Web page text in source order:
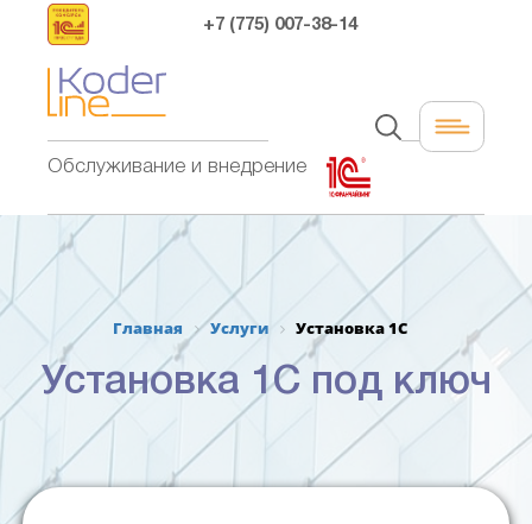
Обслуживание и внедрение
+7 (775) 007-38-14
Главная Услуги Установка 1С
Установка 1С под ключ